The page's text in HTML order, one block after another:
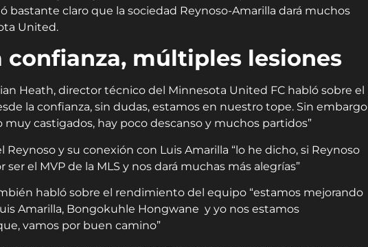
bastante claro que la sociedad Reynoso-Amarilla dará muchos
United.
confianza, múltiples lesiones
Heath, director técnico del Minnesota United FC habló sobre el
la confianza, sin dudas, estamos en nuestro tope. Sin embargo
castigados, hay poco descanso y muchos partidos”
y su conexión con Luis Amarilla “lo he dicho, si Reynoso
el MVP de la MLS y nos dará muchas más alegrías”
habló sobre el rendimiento del equipo “estamos mejorando
Amarilla, Bongokuhle Hongwane y yo nos estamos
vamos por buen camino”